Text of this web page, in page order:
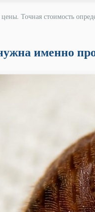
Точная стоимость
именно